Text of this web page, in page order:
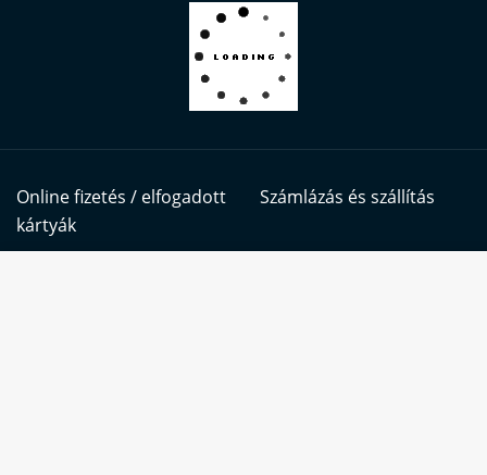
Online fizetés / elfogadott
kártyák
Számlázás és szállítás